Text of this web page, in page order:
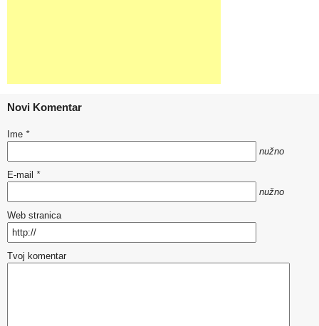
Novi Komentar
Ime *
nužno
E-mail *
nužno
Web stranica
Tvoj komentar